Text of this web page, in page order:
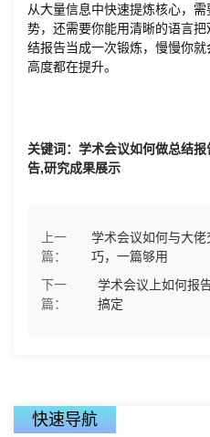
从大量信息中快速提炼核心，
势，还需要你能用清晰的语言
结报告当成一次锻炼，慢慢你
高度都在提升。
关键词：学术会议如何做总结
告,研究成果展示
上一
篇：
学术会议如何与大
巧，一篇够用
下一
篇：
学术会议上如何报
搞定
快速导航